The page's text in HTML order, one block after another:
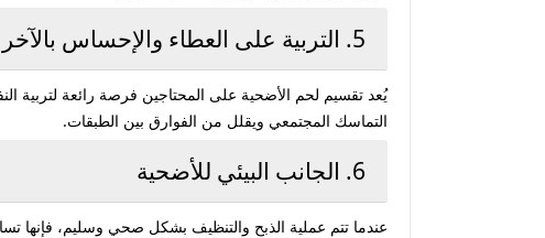
5. التربية على العطاء والإحساس بالآخر
يُعد تقسيم لحم الأضحية على المحتاجين فرصة رائعة لتربية
التماسك المجتمعي ويقلل من الفوارق بين الطبقات.
6. الجانب البيئي للأضحية
عندما تتم عملية الذبح والتنظيف بشكل صحي وسليم، فإنها